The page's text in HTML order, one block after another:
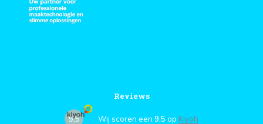
Reviews
9,5 Wij scoren een 9,5 op Kiyoh